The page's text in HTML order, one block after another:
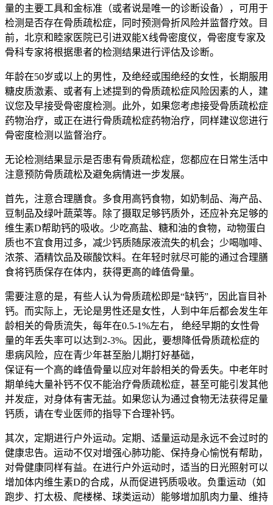
量的主要工具和金标准（或者说是唯一的诊断设备），可用于
检测是否存在骨质疏松症，同时预测骨折风险并监督疗效。目
前，北京和睦家医院已引进双能X线骨密度仪，骨密度专家及
骨科专家将根据患者的检测结果进行评估及诊断。
年龄在50岁或以上的男性，及绝经或围绝经的女性，长期服用
糖皮质激素、或者有上述提到的骨质疏松症风险因素的人，建
议您及早接受骨密度检测。此外，如果您考虑接受骨质疏松症
药物治疗，或正在进行骨质疏松症药物治疗，同样建议您进行
骨密度检测以监督治疗。
无论检测结果显示是否患有骨质疏松症，您都应在日常生活中
注意预防骨质疏松及避免病情进一步发展。
首先，注意合理膳食。多食用高钙食物，如奶制品、海产品、
豆制品及绿叶蔬菜等。除了摄取足够钙质外，还应补充足够的
维生素D帮助钙的吸收。少吃高盐、糖和油的食物，动物蛋白
质也不宜食用过多，减少钙质随尿液流失的机会；少喝咖啡、
浓茶、酒精饮品及碳酸饮料。在年轻时就尽可能的通过合理膳
食将钙质保存在体内，获得更高的峰值骨量。
需要注意的是，有些人认为骨质疏松即是“缺钙”，因此盲目补
钙。而实际上，无论是男性还是女性，人到中年后都会发生年
龄相关的骨质流失，每年在0.5-1%左右， 绝经早期的女性骨
量的年丢失率可以达到2-3%。因此，要想降低骨质疏松症的
患病风险，应在青少年甚至胎儿期打好基础，
保证有一个高的峰值骨量以应对年龄相关的骨丢失。中老年时
期单纯大量补钙不仅不能治疗骨质疏松症，甚至可能引发其他
并发症，对身体有害无益。如果您认为通过食物无法获得足量
钙质，请在专业医师的指导下合理补钙。
其次，定期进行户外运动。定期、适量运动是永远不会过时的
健康忠告。运动不仅对增强心肺功能、保持身心愉悦有帮助，
对骨健康同样有益。在进行户外运动时，适当的日光照射可以
增加体内维生素D的合成，从而促进钙质吸收。负重运动（如
跑步、打太极、爬楼梯、球类运动）能够增加肌肉力量、维持